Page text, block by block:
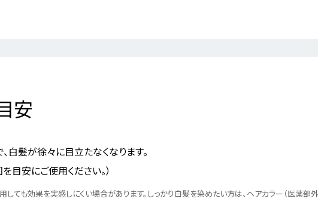
安
白髪が徐々に目立たなくなります。
目安にご使用ください。）
しても効果を実感しにくい場合があります。しっかり白髪を染めたい方は、ヘアカラー（医薬部